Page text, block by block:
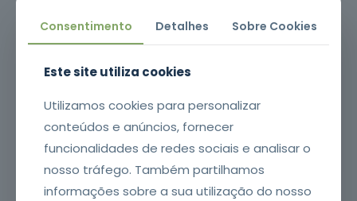
151 mil
formandos
operação de motosserras e
motorroçadoras.
Formação certificada, prática e focada na
trabalho diário.
Objetivos da formação / O que vai aprender
Capacitar os participantes com
conhecimentos teóricos e práticos para a
e motorroçadoras, em conformidade com as
normas de segurança e manutenção
preventiva dos equipamentos.
Formato do Curso
Modalidade: Formação Presencial | Duração:
8 horas | Certificado emitido no SIGO após
Consentimento Detalhes Sobre Cookies
Este site utiliza cookies
Utilizamos cookies para personalizar
conteúdos e anúncios, fornecer
funcionalidades de redes sociais e analisar o
nosso tráfego. Também partilhamos
informações sobre a sua utilização do nosso